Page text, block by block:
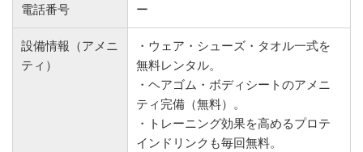
電話番号 ー
設備情報（アメニ
ティ）
・ウェア・シューズ・タオル一式を
無料レンタル。
・ヘアゴム・ボディシートのアメニ
ティ完備（無料）。
・トレーニング効果を高めるプロテ
インドリンクも毎回無料。